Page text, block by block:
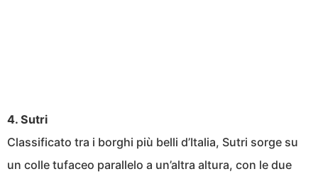
4. Sutri
Classificato tra i borghi più belli d’Italia, Sutri sorge su
un colle tufaceo parallelo a un’altra altura, con le due